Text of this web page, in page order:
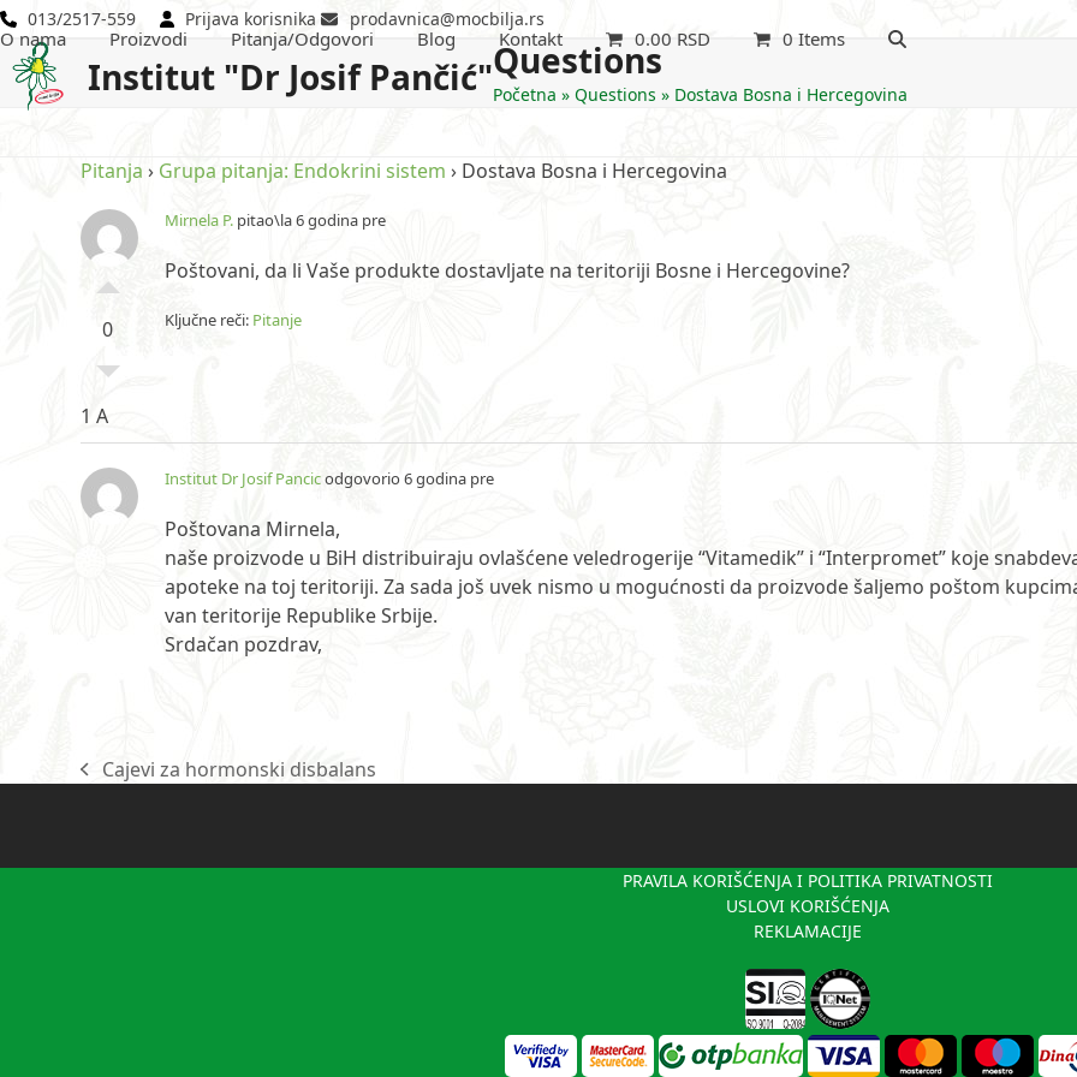
Skip
to
content
013/2517-559 Prijava korisnika prodavnica@mocbilja.rs
Institut "Dr Josif Pančić"
O nama Proizvodi Pitanja/Odgovori Blog Kontakt 0.00 RSD 0 Items
Questions
Početna » Questions » Dostava Bosna i Hercegovina
Pitanja › Grupa pitanja: Endokrini sistem › Dostava Bosna i Hercegovina
0
Mirnela P. pitao\la 6 godina pre
Poštovani, da li Vaše produkte dostavljate na teritoriji Bosne i Hercegovine?
Ključne reči: Pitanje
1 A
Institut Dr Josif Pancicodgovorio 6 godina pre
Poštovana Mirnela,
naše proizvode u BiH distribuiraju ovlašćene veledrogerije “Vitamedik” i “Interpromet” koje
apoteke na toj teritoriji. Za sada još uvek nismo u mogućnosti da proizvode šaljemo poštom
van teritorije Republike Srbije.
Srdačan pozdrav,
previous
Cajevi za hormonski disbalans
PRAVILA KORIŠĆENJA I POLITIKA PRIVATNOSTI
USLOVI KORIŠĆENJA
REKLAMACIJE